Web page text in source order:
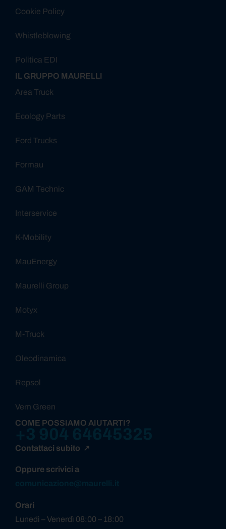
Cookie Policy
Whistleblowing
Politica EDI
IL GRUPPO MAURELLI
Area Truck
Ecology Parts
Ford Trucks
Formau
GAM Technic
Interservice
K-Mobility
MauEnergy
Maurelli Group
Motyx
M-Truck
Oleodinamica
Repsol
Vem Green
COME POSSIAMO AIUTARTI?
Contattaci subito ↗
Oppure scrivici a
Orari
Lunedì – Venerdì 08:00 – 18:00